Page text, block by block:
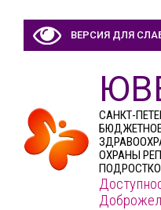
ВЕРСИЯ ДЛЯ
САНКТ-
ОХРАНЫ